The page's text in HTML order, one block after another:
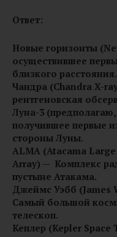
Ответ:
Новые горизонты
осуществившее
близкого расстояния.
Чандра (Chandra X-
рентгеновская
Луна-3
получившее первые
стороны Луны.
ALMA (Atacama
Array) — Комплекс
пустыне Атакама.
Джеймс Уэбб (James
Самый большой
телескоп.
Кеплер (Kepler